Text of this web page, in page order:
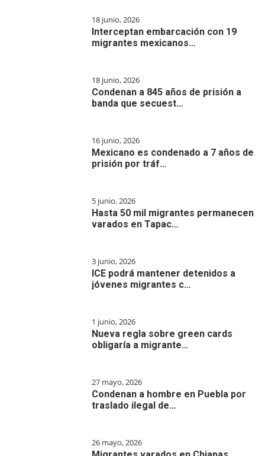
18 junio, 2026
Interceptan embarcación con 19
migrantes mexicanos…
18 junio, 2026
Condenan a 845 años de prisión a
banda que secuest…
16 junio, 2026
Mexicano es condenado a 7 años de
prisión por tráf…
5 junio, 2026
Hasta 50 mil migrantes permanecen
varados en Tapac…
3 junio, 2026
ICE podrá mantener detenidos a
jóvenes migrantes c…
1 junio, 2026
Nueva regla sobre green cards
obligaría a migrante…
27 mayo, 2026
Condenan a hombre en Puebla por
traslado ilegal de…
26 mayo, 2026